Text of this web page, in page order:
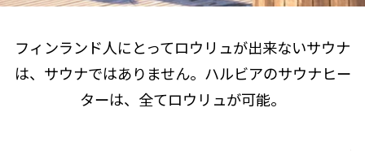
フィンランド人にとってロウリュが出来ないサウナ
は、サウナではありません。ハルビアのサウナヒー
ターは、全てロウリュが可能。